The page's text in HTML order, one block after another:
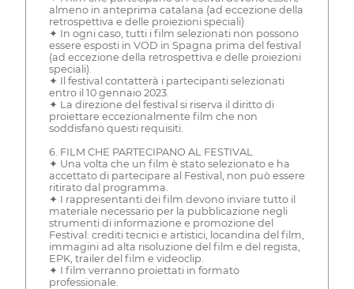
almeno in anteprima catalana (ad eccezione della
retrospettiva e delle proiezioni speciali)
✦ In ogni caso, tutti i film selezionati non possono
essere esposti in VOD in Spagna prima del festival
(ad eccezione della retrospettiva e delle proiezioni
speciali).
✦ Il festival contatterà i partecipanti selezionati
entro il 10 gennaio 2023.
✦ La direzione del festival si riserva il diritto di
proiettare eccezionalmente film che non
soddisfano questi requisiti.
6. FILM CHE PARTECIPANO AL FESTIVAL
✦ Una volta che un film è stato selezionato e ha
accettato di partecipare al Festival, non può essere
ritirato dal programma.
✦ I rappresentanti dei film devono inviare tutto il
materiale necessario per la pubblicazione negli
strumenti di informazione e promozione del
Festival: crediti tecnici e artistici, locandina del film,
immagini ad alta risoluzione del film e del regista,
EPK, trailer del film e videoclip.
✦ I film verranno proiettati in formato
professionale.